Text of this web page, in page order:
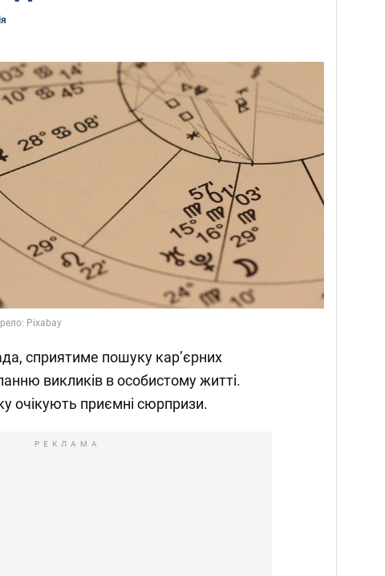
Pixabay
сприятиме пошуку кар’єрних
викликів в особистому житті.
очікують приємні сюрпризи.
РЕКЛАМА